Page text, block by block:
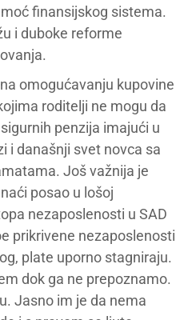
finansijskog sistema.
i duboke reforme
omogućavanju kupovine
roditelji ne mogu da
penzija imajući u
i današnji svet novca sa
Još važnija je
posao u lošoj
nezaposlenosti u SAD
prikrivene nezaposlenosti
plate uporno stagniraju.
dok ga ne prepoznamo.
Jasno im je da nema